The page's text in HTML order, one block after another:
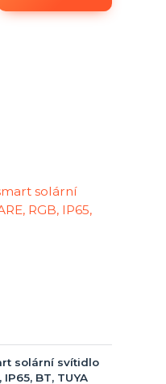
solární svítidlo
IP65, BT, TUYA